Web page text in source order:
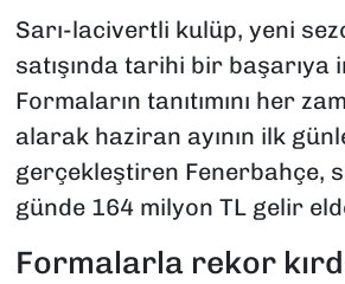
Sarı-lacivertli kulüp, yeni
satışında tarihi bir başarıya
Formaların tanıtımını her
alarak haziran ayının ilk
gerçekleştiren Fenerbahçe,
günde 164 milyon TL gelir
Formalarla rekor